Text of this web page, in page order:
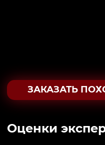
ЗАКАЗАТЬ
Oценки